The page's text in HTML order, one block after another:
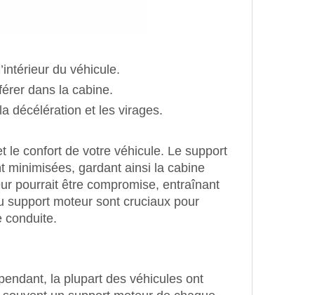
du véhicule.
dans la cabine.
décélération et les virages.
le confort de votre véhicule. Le support
minimisées, gardant ainsi la cabine
pourrait être compromise, entraînant
support moteur sont cruciaux pour
conduite.
la plupart des véhicules ont